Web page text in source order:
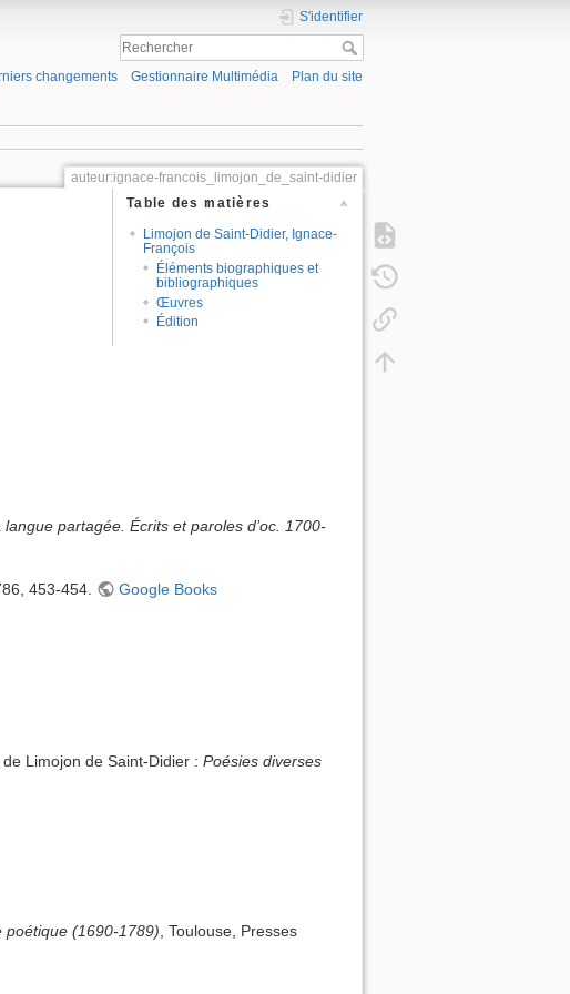
S'identifier
changements Gestionnaire Multimédia Plan du site
auteur:ignace-francois_limojon_de_saint-didier
Table des matières
Limojon de Saint-Didier, Ignace-
François
Éléments biographiques et
bibliographiques
Œuvres
Édition
langue partagée. Écrits et paroles d’oc. 1700-
453-454. Google Books
Limojon de Saint-Didier : Poésies diverses
poétique (1690-1789) , Toulouse, Presses